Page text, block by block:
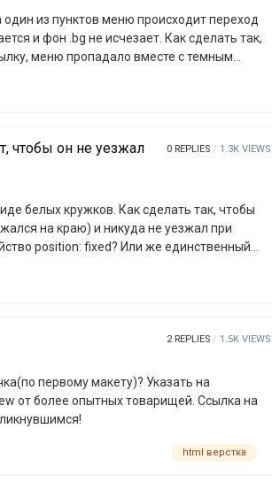
из пунктов меню происходит переход
и фон .bg не исчезает. Как сделать так,
меню пропадало вместе с темным
чтобы он не уезжал
0 REPLIES 1.3K VIEWS
белых кружков. Как сделать так, чтобы
на краю) и никуда не уезжал при
position: fixed? Или же единственный
2 REPLIES 1.5K VIEWS
первому макету)? Указать на
опытных товарищей. Ссылка на
откликнувшимся!
html верстка